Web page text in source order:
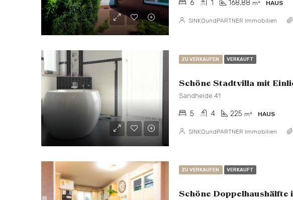
6 1 168,88 m² HAUS
SINKOundPARTNER Immobilien
ZU VERKAUFEN VERKAUFT
Sandheide 41
5 4 225 m² HAUS
SINKOundPARTNER Immobilien
ZU VERKAUFEN VERKAUFT
Schöne Doppelhaushälfte